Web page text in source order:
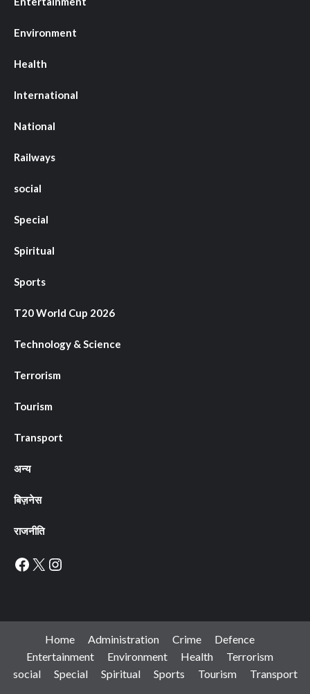
Environment
Health
International
National
Railways
social
Special
Spiritual
Sports
T20 World Cup 2026
Technology & Science
Terrorism
Tourism
Transport
अन्य
बिज़नेस
राजनीति
Facebook
X Instagram
Home Administration Crime
Defence
Entertainment
Environment Health
Terrorism
social
Special Spiritual Sports Tourism Transport